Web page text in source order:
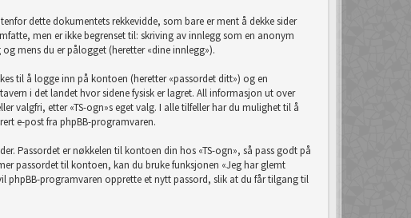
dette dokumentets rekkevidde, som bare er ment å dekke sider
men er ikke begrenset til: skriving av innlegg som en anonym
mens du er pålogget (heretter «dine innlegg»).
til å logge inn på kontoen (heretter «passordet ditt») og en
i det landet hvor sidene fysisk er lagret. All informasjon ut over
valgfri, etter «TS-ogn»s eget valg. I alle tilfeller har du mulighet til å
e-post fra phpBB-programvaren.
Passordet er nøkkelen til kontoen din hos «TS-ogn», så pass godt på
passordet til kontoen, kan du bruke funksjonen «Jeg har glemt
phpBB-programvaren opprette et nytt passord, slik at du får tilgang til